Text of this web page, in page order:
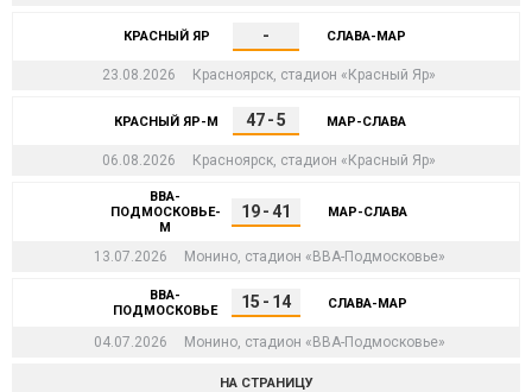
КРАСНЫЙ ЯР - СЛАВА-МАР
23.08.2026 Красноярск, стадион «Красный Яр»
КРАСНЫЙ ЯР-М 47-5 МАР-СЛАВА
06.08.2026 Красноярск, стадион «Красный Яр»
ВВА-
ПОДМОСКОВЬЕ-
М
19-41 МАР-СЛАВА
13.07.2026 Монино, стадион «ВВА-Подмосковье»
ВВА-
ПОДМОСКОВЬЕ
15 - 14 СЛАВА-МАР
04.07.2026 Монино, стадион «ВВА-Подмосковье»
НА СТРАНИЦУ